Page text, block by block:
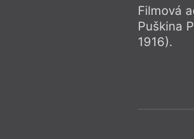
Filmová
Puškina
1916).